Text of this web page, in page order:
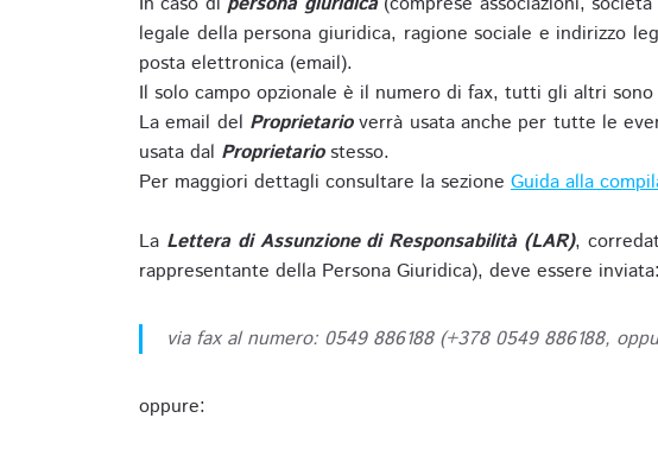
legale della persona giuridica, ragione sociale e indirizzo
posta elettronica (email).
Il solo campo opzionale è il numero di fax, tutti gli altri
La email del Proprietarioverrà usata anche per tutte le
usata dal Proprietariostesso.
Per maggiori dettagli consultare la sezione Guida alla
La Lettera di Assunzione di Responsabilità (LAR),
rappresentante della Persona Giuridica), deve essere inviata:
via fax al numero: 0549 886188 (+378 0549 886188,
oppure: